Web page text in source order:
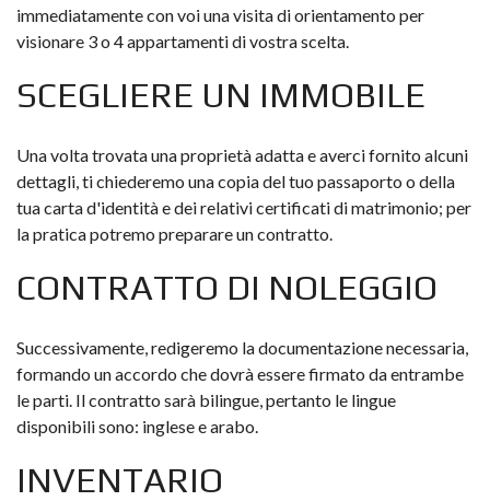
immediatamente con voi una visita di orientamento per
visionare 3 o 4 appartamenti di vostra scelta.
SCEGLIERE UN IMMOBILE
Una volta trovata una proprietà adatta e averci fornito alcuni
dettagli, ti chiederemo una copia del tuo passaporto o della
tua carta d'identità e dei relativi certificati di matrimonio; per
la pratica potremo preparare un contratto.
CONTRATTO DI NOLEGGIO
Successivamente, redigeremo la documentazione necessaria,
formando un accordo che dovrà essere firmato da entrambe
le parti. Il contratto sarà bilingue, pertanto le lingue
disponibili sono: inglese e arabo.
INVENTARIO